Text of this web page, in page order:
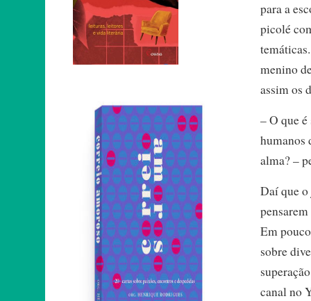
para a
picolé
menino
assim os
– O que
humanos
alma? –
Daí que o
Em
sobre
canal no